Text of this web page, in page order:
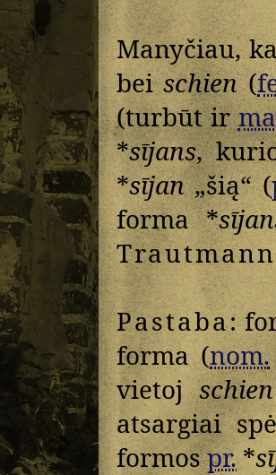
Manyčiau,
beischien(
(turbūt ir
*sījans,
*sījan„šią“ (
forma *
Trautmann
Pastaba:
forma (nom.
vietojschien
atsargiai
formospr.*